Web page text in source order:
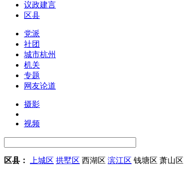
议政建言
区县
党派
社团
城市杭州
机关
专题
网友论道
摄影
视频
区县： 上城区 拱墅区 西湖区 滨江区 钱塘区 萧山区